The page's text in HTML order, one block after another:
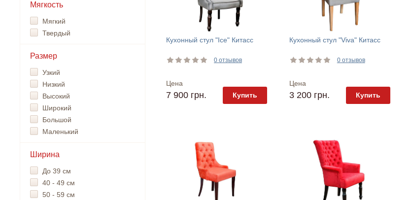
Мягкость
Мягкий
Твердый
Размер
Узкий
Низкий
Высокий
Широкий
Большой
Маленький
Ширина
До 39 см
40 - 49 см
50 - 59 см
Кухонный стул "Ice" Китасс
0 отзывов
Цена
7 900 грн. Купить
Кухонный стул "Viva" Китасс
0 отзывов
Цена
3 200 грн. Купить